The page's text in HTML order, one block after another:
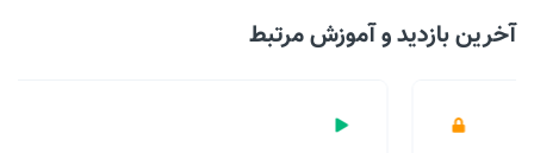
آخرین بازدید‌ و آموزش مرتبط